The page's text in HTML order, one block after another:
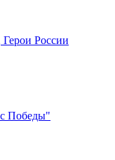
России
Победы"